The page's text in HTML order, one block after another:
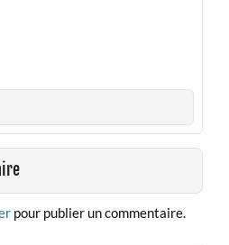
pour publier un commentaire.